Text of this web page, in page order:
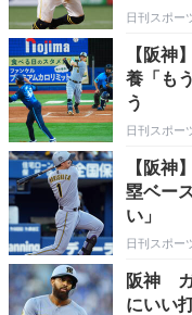
日刊スポー
【阪神
養「も
う
日刊スポー
【阪神
塁ベー
い」
日刊スポー
阪神 ガ
にいい